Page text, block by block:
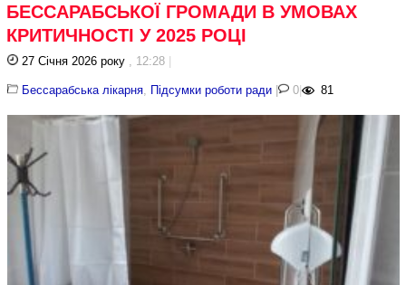
БЕССАРАБСЬКОЇ ГРОМАДИ В УМОВАХ
КРИТИЧНОСТІ У 2025 РОЦІ
27 Січня 2026 року , 12:28 |
Бессарабська лікарня Підсумки роботи ради | 0| 81